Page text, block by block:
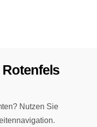
Nutzen Sie